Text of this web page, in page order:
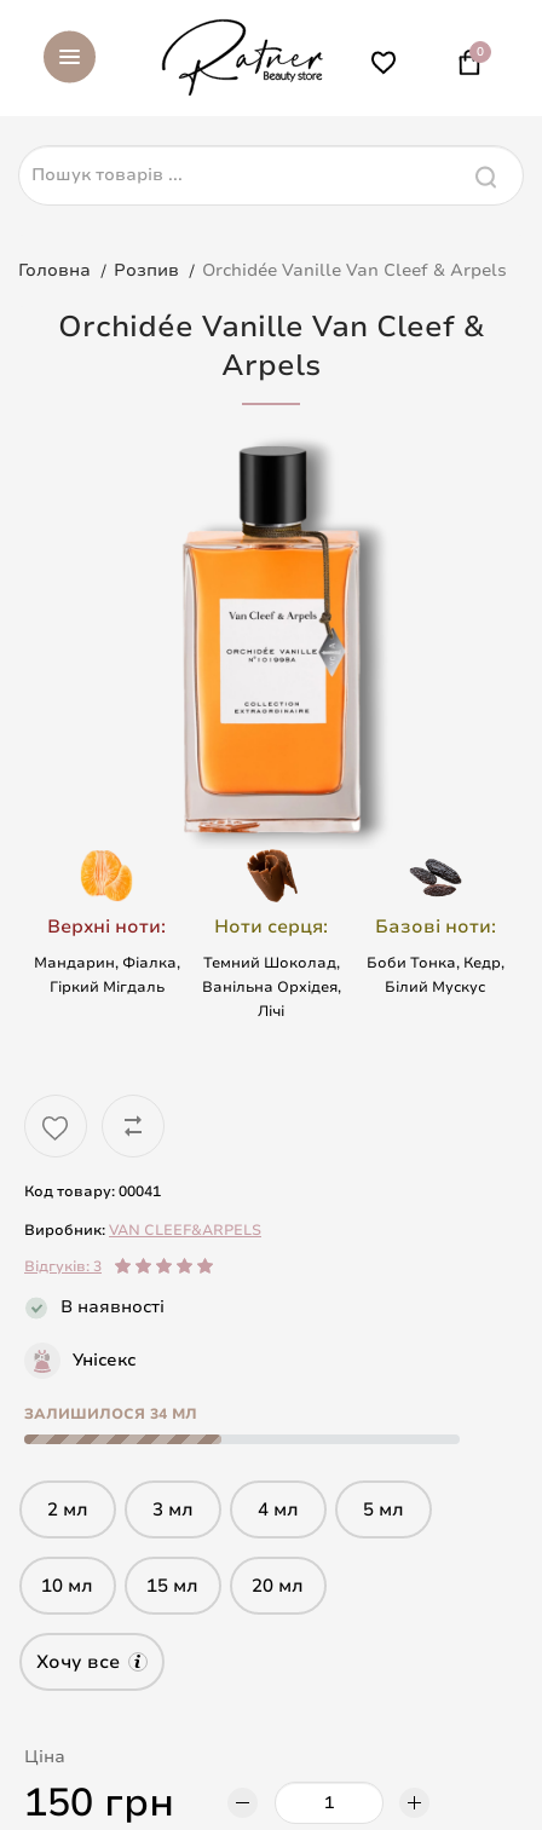
0
Головна Розпив Orchidée Vanille Van Cleef & Arpels
Orchidée Vanille Van Cleef &
Arpels
Верхні ноти:
Мандарин, Фіалка,
Гіркий Мігдаль
Ноти серця:
Темний Шоколад,
Ванільна Орхідея,
Лічі
Базові ноти:
Боби Тонка, Кедр,
Білий Мускус
Код товару: 00041
Виробник:VAN CLEEF&ARPELS
Відгуків: 3
В наявності
Унісекс
ЗАЛИШИЛОСЯ 34 МЛ
2 мл 3 мл 4 мл 5 мл
10 мл 15 мл 20 мл
Хочу все
Ціна
150 грн